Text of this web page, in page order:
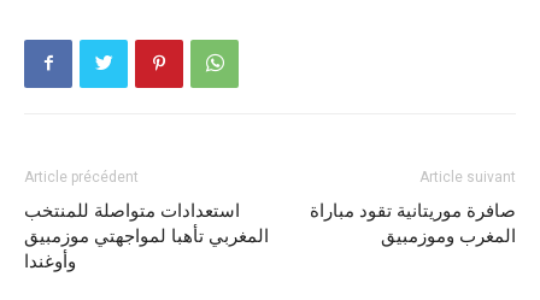
Article précédent
استعدادات متواصلة للمنتخب
المغربي تأهبا لمواجهتي موزمبيق
وأوغندا
Article suivant
صافرة موريتانية تقود مباراة
المغرب وموزمبيق